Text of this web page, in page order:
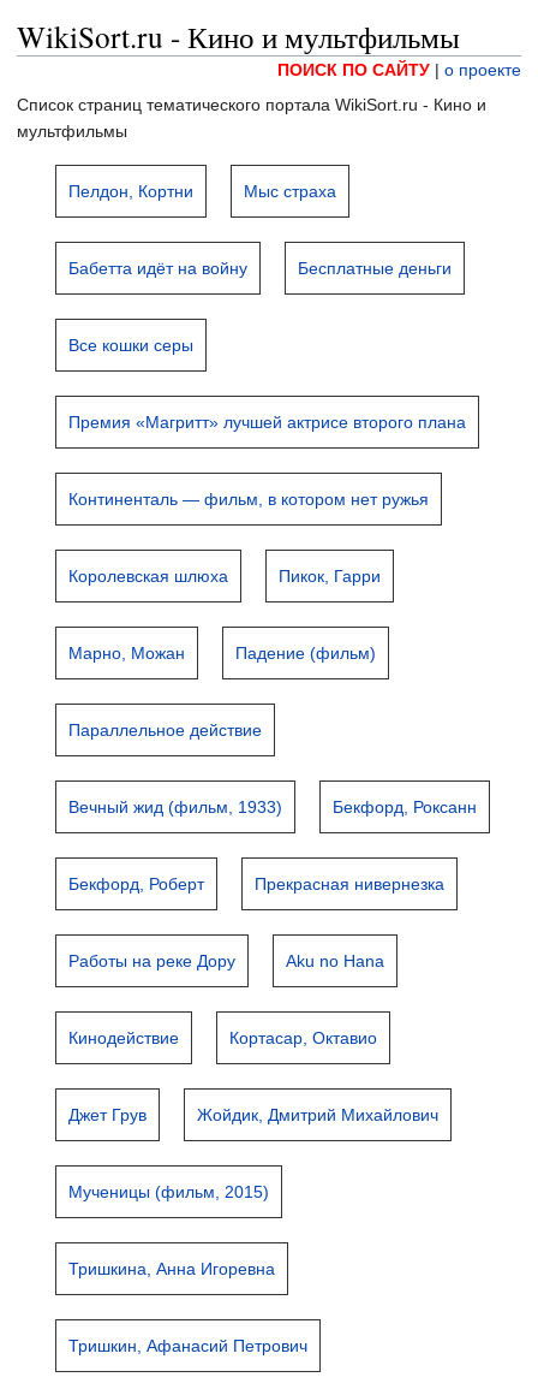
WikiSort.ru - Кино и мультфильмы
ПОИСК ПО САЙТУ | о проекте
Список страниц тематического портала WikiSort.ru - Кино и
мультфильмы
Пелдон, Кортни Мыс страха
Бабетта идёт на войну Бесплатные деньги
Все кошки серы
Премия «Магритт» лучшей актрисе второго плана
Континенталь — фильм, в котором нет ружья
Королевская шлюха Пикок, Гарри
Марно, Можан Падение (фильм)
Параллельное действие
Вечный жид (фильм, 1933) Бекфорд, Роксанн
Бекфорд, Роберт Прекрасная нивернезка
Работы на реке Дору Aku no Hana
Кинодействие Кортасар, Октавио
Джет Грув Жойдик, Дмитрий Михайлович
Мученицы (фильм, 2015)
Тришкина, Анна Игоревна
Тришкин, Афанасий Петрович